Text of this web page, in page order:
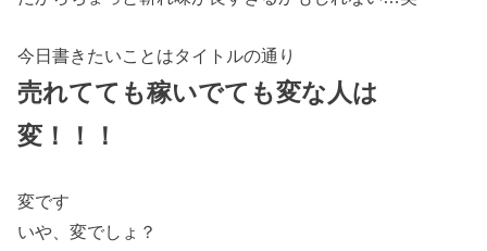
今日書きたいことはタイトルの通り
売れてても稼いでても変な人は
変！！！
変です
いや、変でしょ？